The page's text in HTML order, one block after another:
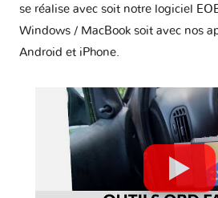
se réalise avec soit notre logiciel
Windows / MacBook soit avec nos
Android et iPhone.